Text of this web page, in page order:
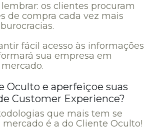
os clientes procuram
de compra cada vez mais
fácil acesso às informações
sua empresa em
Oculto e aperfeiçoe suas
Customer Experience?
que mais tem se
é a do Cliente Oculto!